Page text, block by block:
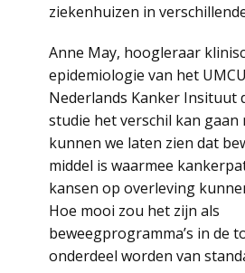
ziekenhuizen in
Anne May, hoogleraar
epidemiologie van het
Nederlands Kanker Insituut
studie het verschil kan gaan
kunnen we laten zien dat
middel is waarmee
kansen op overleving
Hoe mooi zou het zijn als
beweegprogramma’s in de
onderdeel worden van